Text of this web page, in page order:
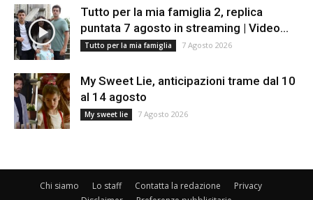
Tutto per la mia famiglia 2, replica
puntata 7 agosto in streaming | Video...
Tutto per la mia famiglia 7 Agosto 2026
My Sweet Lie, anticipazioni trame dal 10
al 14 agosto
My sweet lie 7 Agosto 2026
Chi siamo Lo staff Contatta la redazione
Privacy